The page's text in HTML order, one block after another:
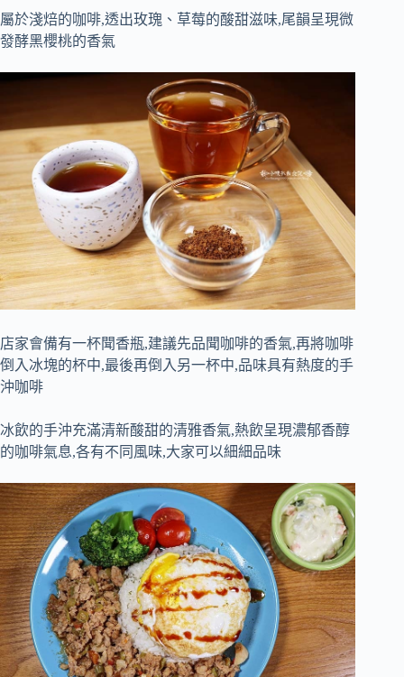
屬於淺焙的咖啡,透出玫瑰、草莓的酸甜滋味,尾韻呈現微
發酵黑櫻桃的香氣
店家會備有一杯聞香瓶,建議先品聞咖啡的香氣,再將咖啡
倒入冰塊的杯中,最後再倒入另一杯中,品味具有熱度的手
沖咖啡
冰飲的手沖充滿清新酸甜的清雅香氣,熱飲呈現濃郁香醇
的咖啡氣息,各有不同風味,大家可以細細品味